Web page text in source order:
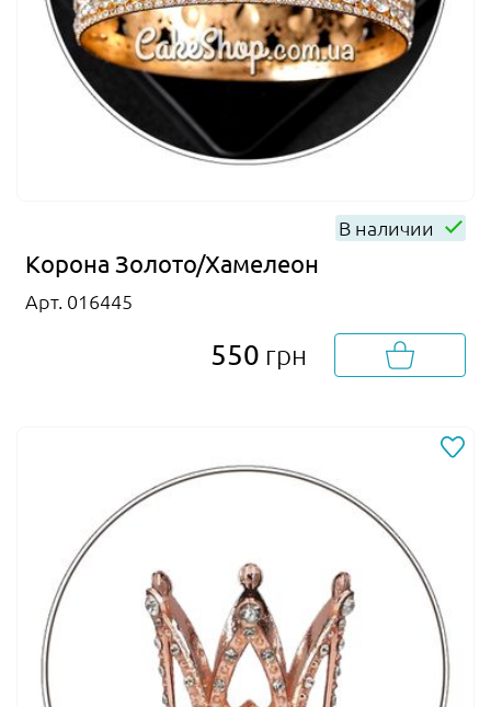
В наличии
Корона Золото/Хамелеон
Арт. 016445
550 грн